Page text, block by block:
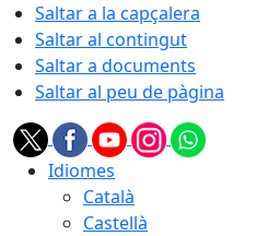
Saltar a la capçalera
Saltar al contingut
Saltar a documents
Saltar al peu de pàgina
Idiomes
Català
Castellà